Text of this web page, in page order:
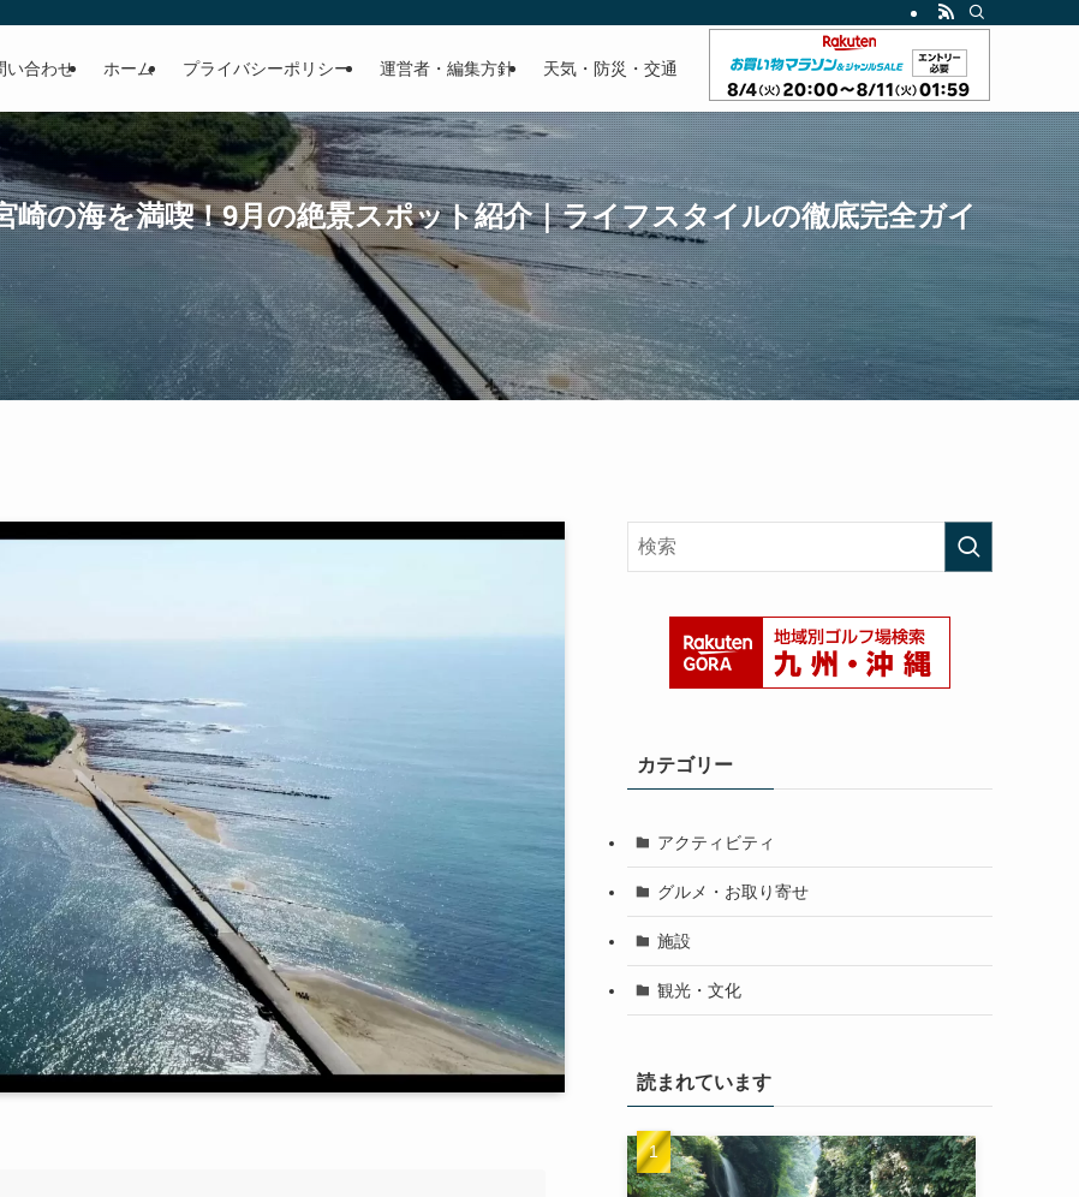
い合わせ ホーム プライバシーポリシー 運営者・編集方針 天気・防災・交通
崎の海を満喫！9月の絶景スポット紹介｜ライフスタイルの徹底完全ガイ
カテゴリー
アクティビティ
グルメ・お取り寄せ
施設
観光・文化
読まれています